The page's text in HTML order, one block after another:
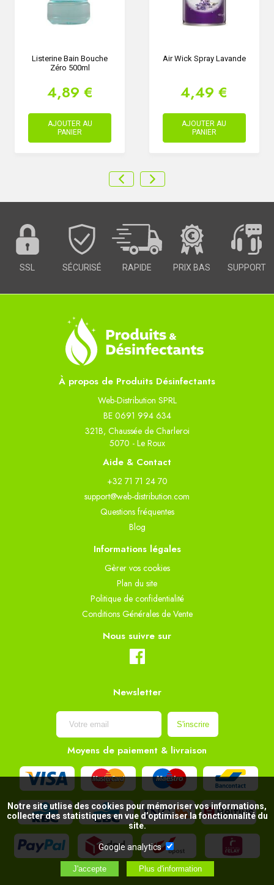
Listerine Bain Bouche
Zéro 500ml
4,89 €
AJOUTER AU
PANIER
Air Wick Spray Lavande
4,49 €
AJOUTER AU
PANIER
SSL SÉCURISÉ RAPIDE PRIX BAS SUPPORT
À propos de Produits Désinfectants
Web-Distribution SPRL
BE 0691 994 634
321B, Chaussée de Charleroi
5070 - Le Roux
Aide & Contact
+32 71 71 24 70
support@web-distribution.com
Questions fréquentes
Blog
Informations légales
Gèrer vos cookies
Plan du site
Politique de confidentialité
Conditions Générales de Vente
Nous suivre sur
Newsletter
Moyens de paiement & livraison
Notre site utlise des cookies pour mémoriser vos informations,
collecter des statistiques en vue d’optimiser la fonctionnalité du
site.
Google analytics